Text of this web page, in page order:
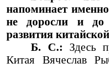
напоминает
не доросли и до
развития
Б. С.: Здесь
Китая Вячеслав